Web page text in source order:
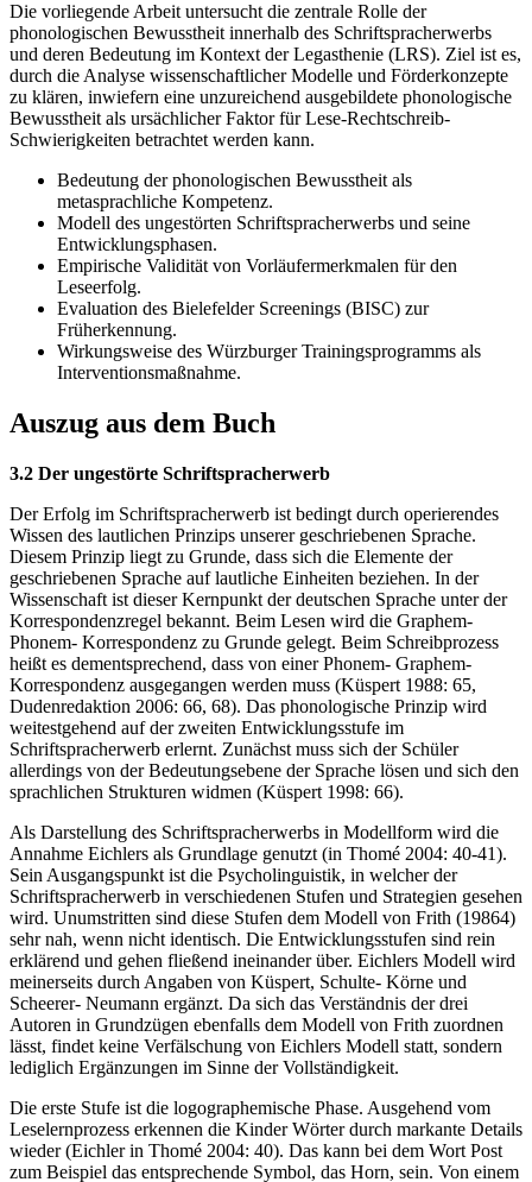
Die vorliegende Arbeit untersucht die zentrale Rolle der
phonologischen Bewusstheit innerhalb des Schriftspracherwerbs
und deren Bedeutung im Kontext der Legasthenie (LRS). Ziel ist es,
durch die Analyse wissenschaftlicher Modelle und Förderkonzepte
zu klären, inwiefern eine unzureichend ausgebildete phonologische
Bewusstheit als ursächlicher Faktor für Lese-Rechtschreib-
Schwierigkeiten betrachtet werden kann.
Bedeutung der phonologischen Bewusstheit als
metasprachliche Kompetenz.
Modell des ungestörten Schriftspracherwerbs und seine
Entwicklungsphasen.
Empirische Validität von Vorläufermerkmalen für den
Leseerfolg.
Evaluation des Bielefelder Screenings (BISC) zur
Früherkennung.
Wirkungsweise des Würzburger Trainingsprogramms als
Interventionsmaßnahme.
Auszug aus dem Buch
3.2 Der ungestörte Schriftspracherwerb
Der Erfolg im Schriftspracherwerb ist bedingt durch operierendes
Wissen des lautlichen Prinzips unserer geschriebenen Sprache.
Diesem Prinzip liegt zu Grunde, dass sich die Elemente der
geschriebenen Sprache auf lautliche Einheiten beziehen. In der
Wissenschaft ist dieser Kernpunkt der deutschen Sprache unter der
Korrespondenzregel bekannt. Beim Lesen wird die Graphem-
Phonem- Korrespondenz zu Grunde gelegt. Beim Schreibprozess
heißt es dementsprechend, dass von einer Phonem- Graphem-
Korrespondenz ausgegangen werden muss (Küspert 1988: 65,
Dudenredaktion 2006: 66, 68). Das phonologische Prinzip wird
weitestgehend auf der zweiten Entwicklungsstufe im
Schriftspracherwerb erlernt. Zunächst muss sich der Schüler
allerdings von der Bedeutungsebene der Sprache lösen und sich den
sprachlichen Strukturen widmen (Küspert 1998: 66).
Als Darstellung des Schriftspracherwerbs in Modellform wird die
Annahme Eichlers als Grundlage genutzt (in Thomé 2004: 40-41).
Sein Ausgangspunkt ist die Psycholinguistik, in welcher der
Schriftspracherwerb in verschiedenen Stufen und Strategien gesehen
wird. Unumstritten sind diese Stufen dem Modell von Frith (19864)
sehr nah, wenn nicht identisch. Die Entwicklungsstufen sind rein
erklärend und gehen fließend ineinander über. Eichlers Modell wird
meinerseits durch Angaben von Küspert, Schulte- Körne und
Scheerer- Neumann ergänzt. Da sich das Verständnis der drei
Autoren in Grundzügen ebenfalls dem Modell von Frith zuordnen
lässt, findet keine Verfälschung von Eichlers Modell statt, sondern
lediglich Ergänzungen im Sinne der Vollständigkeit.
Die erste Stufe ist die logographemische Phase. Ausgehend vom
Leselernprozess erkennen die Kinder Wörter durch markante Details
wieder (Eichler in Thomé 2004: 40). Das kann bei dem Wort Post
zum Beispiel das entsprechende Symbol, das Horn, sein. Von einem